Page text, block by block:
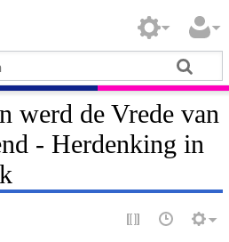
werd de Vrede van
- Herdenking in